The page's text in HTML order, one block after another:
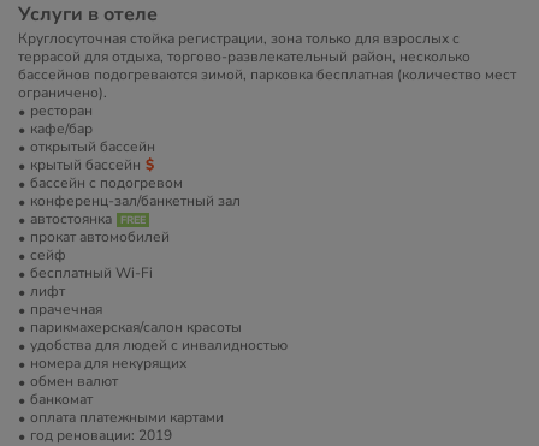
Услуги в отеле
Круглосуточная стойка регистрации, зона только для взрослых с
террасой для отдыха, торгово-развлекательный район, несколько
бассейнов подогреваются зимой, парковка бесплатная (количество мест
ограничено).
ресторан
кафе/бар
открытый бассейн
крытый бассейн
бассейн с подогревом
конференц-зал/банкетный зал
автостоянка
прокат автомобилей
сейф
бесплатный Wi-Fi
лифт
прачечная
парикмахерская/салон красоты
удобства для людей с инвалидностью
номера для некурящих
обмен валют
банкомат
оплата платежными картами
год реновации: 2019